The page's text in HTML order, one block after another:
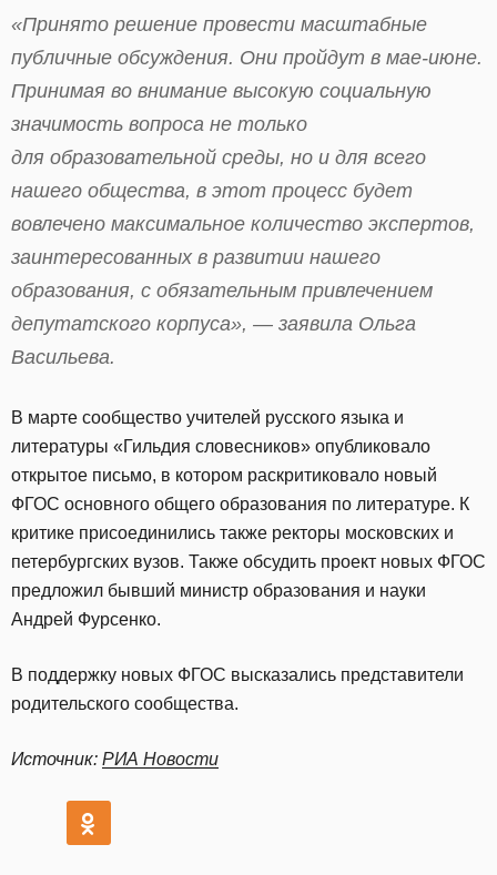
«Принято решение провести масштабные
публичные обсуждения. Они пройдут в мае-июне.
Принимая во внимание высокую социальную
значимость вопроса не только
для образовательной среды, но и для всего
нашего общества, в этот процесс будет
вовлечено максимальное количество экспертов,
заинтересованных в развитии нашего
образования, с обязательным привлечением
депутатского корпуса», — заявила Ольга
Васильева.
В марте сообщество учителей русского языка и
литературы «Гильдия словесников» опубликовало
открытое письмо, в котором раскритиковало новый
ФГОС основного общего образования по литературе. К
критике присоединились также ректоры московских и
петербургских вузов. Также обсудить проект новых ФГОС
предложил бывший министр образования и науки
Андрей Фурсенко.
В поддержку новых ФГОС высказались представители
родительского сообщества.
Источник: РИА Новости